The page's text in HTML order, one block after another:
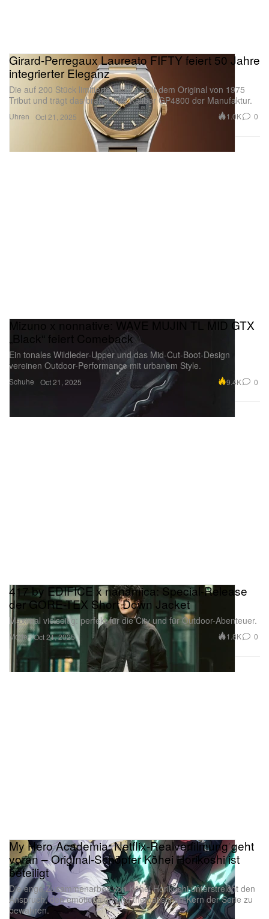
Uhren
Girard-Perregaux Laureato FIFTY feiert 50 Jahre
integrierter Eleganz
Die auf 200 Stück limitierte Edition zollt dem Original von 1975
Tribut und trägt das brandneue Kaliber GP4800 der Manufaktur.
Oct 21, 2025 1.0K 0
Schuhe
Mizuno x nonnative: WAVE MUJIN TL MID GTX
„Black“ feiert Comeback
Ein tonales Wildleder-Upper und das Mid-Cut-Boot-Design
vereinen Outdoor-Performance mit urbanem Style.
Oct 21, 2025 9.4K 0
Mode
417 by EDIFICE x nanamica: Special-Release
der GORE-TEX Short Down Jacket
Maximal vielseitig: perfekt für die City und für Outdoor-Abenteuer.
Oct 21, 2025 1.8K 0
My Hero Academia: Netflix-Realverfilmung geht
voran – Original-Schöpfer Kōhei Horikoshi ist
beteiligt
Die enge Zusammenarbeit von Kōhei Horikoshi unterstreicht den
Anspruch, den emotionalen und thematischen Kern der Serie zu
bewahren.